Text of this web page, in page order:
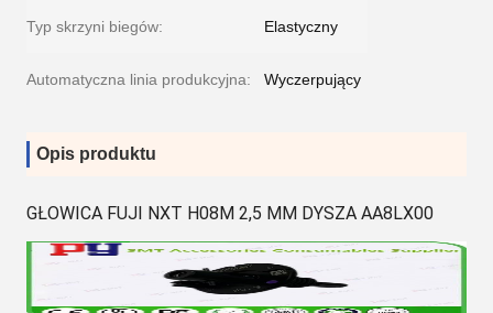
Typ skrzyni biegów: Elastyczny
Automatyczna linia produkcyjna: Wyczerpujący
Opis produktu
GŁOWICA FUJI NXT H08M 2,5 MM DYSZA AA8LX00